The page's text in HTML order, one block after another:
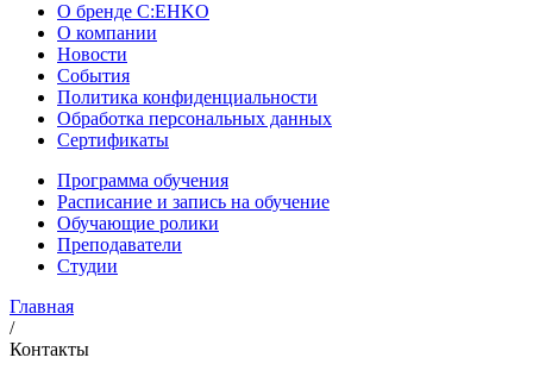
О бренде C:EHKO
О компании
Новости
События
Политика конфиденциальности
Обработка персональных данных
Сертификаты
Программа обучения
Расписание и запись на обучение
Обучающие ролики
Преподаватели
Студии
Главная
/
Контакты